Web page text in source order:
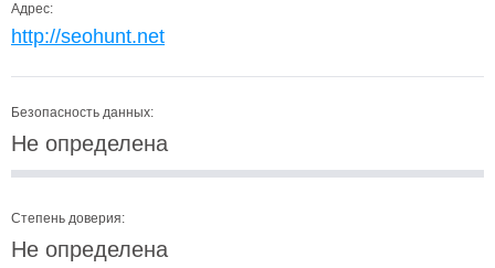
Адрес:
http://seohunt.net
Безопасность данных:
Не определена
Степень доверия:
Не определена